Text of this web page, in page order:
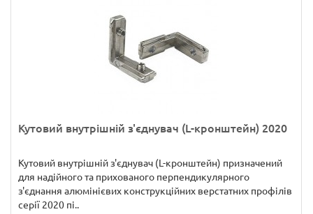
Кутовий внутрішній з'єднувач (L-кронштейн) 2020
Кутовий внутрішній з'єднувач (L-кронштейн) призначений
для надійного та прихованого перпендикулярного
з'єднання алюмінієвих конструкційних верстатних профілів
серії 2020 пі..